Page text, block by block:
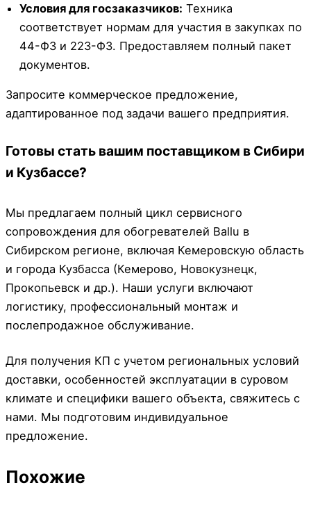
Условия для госзаказчиков: Техника
соответствует нормам для участия в закупках по
44-ФЗ и 223-ФЗ. Предоставляем полный пакет
документов.
Запросите коммерческое предложение,
адаптированное под задачи вашего предприятия.
Готовы стать вашим поставщиком в Сибири
и Кузбассе?
Мы предлагаем полный цикл сервисного
сопровождения для обогревателей Ballu в
Сибирском регионе, включая Кемеровскую область
и города Кузбасса (Кемерово, Новокузнецк,
Прокопьевск и др.). Наши услуги включают
логистику, профессиональный монтаж и
послепродажное обслуживание.
Для получения КП с учетом региональных условий
доставки, особенностей эксплуатации в суровом
климате и специфики вашего объекта, свяжитесь с
нами. Мы подготовим индивидуальное
предложение.
Похожие